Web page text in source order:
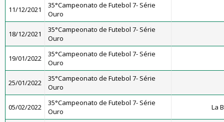
11/12/2021
35°Campeonato de Futebol 7- Série
Ouro
18/12/2021
35°Campeonato de Futebol 7- Série
Ouro
19/01/2022
35°Campeonato de Futebol 7- Série
Ouro
25/01/2022
35°Campeonato de Futebol 7- Série
Ouro
05/02/2022
35°Campeonato de Futebol 7- Série
Ouro
La